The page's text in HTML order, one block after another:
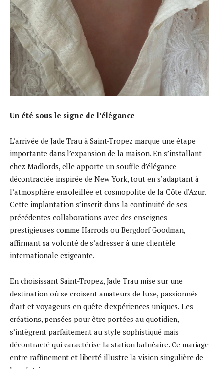
Un été sous le signe de l’élégance
L’arrivée de Jade Trau à Saint-Tropez marque une étape
importante dans l’expansion de la maison. En s’installant
chez Madlords, elle apporte un souffle d’élégance
décontractée inspirée de New York, tout en s’adaptant à
l’atmosphère ensoleillée et cosmopolite de la Côte d’Azur.
Cette implantation s’inscrit dans la continuité de ses
précédentes collaborations avec des enseignes
prestigieuses comme Harrods ou Bergdorf Goodman,
affirmant sa volonté de s’adresser à une clientèle
internationale exigeante.
En choisissant Saint-Tropez, Jade Trau mise sur une
destination où se croisent amateurs de luxe, passionnés
d’art et voyageurs en quête d’expériences uniques. Les
créations, pensées pour être portées au quotidien,
s’intègrent parfaitement au style sophistiqué mais
décontracté qui caractérise la station balnéaire. Ce mariage
entre raffinement et liberté illustre la vision singulière de